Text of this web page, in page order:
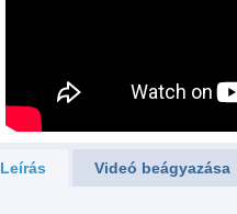
Leírás Videó beágyazása